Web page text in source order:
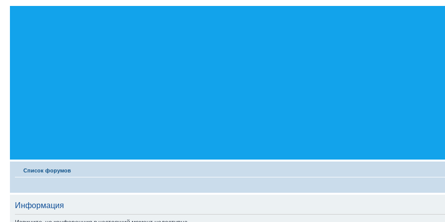
Список форумов
Информация